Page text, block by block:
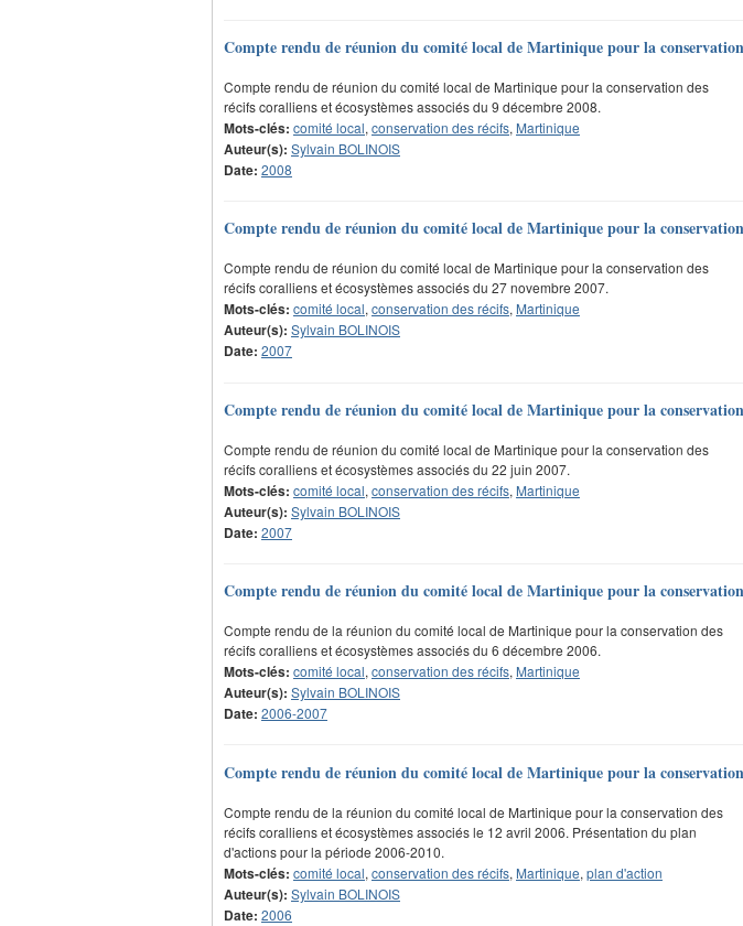
Compte rendu de réunion du comité local de Martinique pour la conservation
Compte rendu de réunion du comité local de Martinique pour la conservation des
récifs coralliens et écosystèmes associés du 9 décembre 2008.
Mots-clés: comité local, conservation des récifs, Martinique
Auteur(s): Sylvain BOLINOIS
Date: 2008
Compte rendu de réunion du comité local de Martinique pour la conservation
Compte rendu de réunion du comité local de Martinique pour la conservation des
récifs coralliens et écosystèmes associés du 27 novembre 2007.
Mots-clés: comité local,conservation des récifs, Martinique
Auteur(s): Sylvain BOLINOIS
Date: 2007
Compte rendu de réunion du comité local de Martinique pour la conservation
Compte rendu de réunion du comité local de Martinique pour la conservation des
récifs coralliens et écosystèmes associés du 22 juin 2007.
Mots-clés: comité local, conservation des récifs, Martinique
Auteur(s): Sylvain BOLINOIS
Date: 2007
Compte rendu de réunion du comité local de Martinique pour la conservation
Compte rendu de la réunion du comité local de Martinique pour la conservation des
récifs coralliens et écosystèmes associés du 6 décembre 2006.
Mots-clés: comité local, conservation des récifs, Martinique
Auteur(s): Sylvain BOLINOIS
Date: 2006-2007
Compte rendu de réunion du comité local de Martinique pour la conservation
Compte rendu de la réunion du comité local de Martinique pour la conservation des
récifs coralliens et écosystèmes associés le 12 avril 2006. Présentation du plan
d'actions pour la période 2006-2010.
Mots-clés: comité local, conservation des récifs, Martinique, plan d'action
Auteur(s): Sylvain BOLINOIS
Date: 2006